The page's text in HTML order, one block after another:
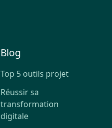
Blog
Top 5 outils projet
Réussir sa
transformation
digitale